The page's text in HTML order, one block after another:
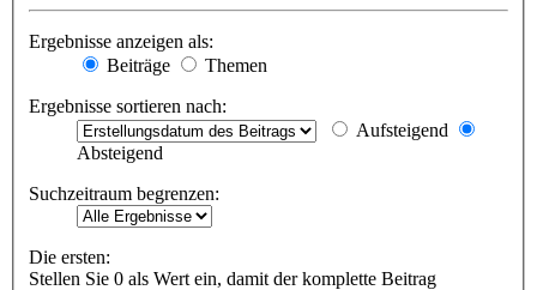
Ergebnisse anzeigen als:
Beiträge
Themen
Ergebnisse sortieren nach:
Aufsteigend
Absteigend
Suchzeitraum begrenzen:
Die ersten:
Stellen Sie 0 als Wert ein, damit der komplette Beitrag